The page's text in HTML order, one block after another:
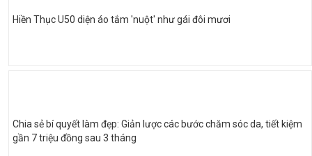
Hiền Thục U50 diện áo tắm 'nuột' như gái đôi mươi
Chia sẻ bí quyết làm đẹp: Giản lược các bước chăm sóc da, tiết kiệm
gần 7 triệu đồng sau 3 tháng